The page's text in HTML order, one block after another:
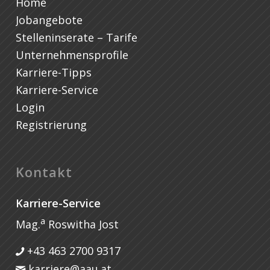
Jobangebote
Stelleninserate – Tarife
Unternehmensprofile
Karriere-Tipps
Karriere-Service
Login
Registrierung
Kontakt
Karriere-Service
Mag.a Roswitha Jost
+43 463 2700 9317